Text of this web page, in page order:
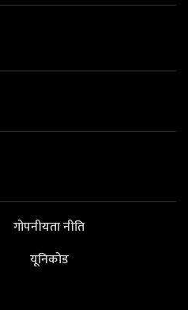
गोपनीयता नीति
यूनिकोड